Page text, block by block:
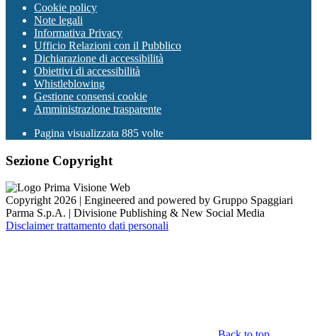
Cookie policy
Note legali
Informativa Privacy
Ufficio Relazioni con il Pubblico
Dichiarazione di accessibilità
Obiettivi di accessibilità
Whistleblowing
Gestione consensi cookie
Amministrazione trasparente
Pagina visualizzata 885 volte
Sezione Copyright
Copyright 2026 | Engineered and powered by Gruppo Spaggiari
Parma S.p.A. | Divisione Publishing & New Social Media
Disclaimer trattamento dati personali